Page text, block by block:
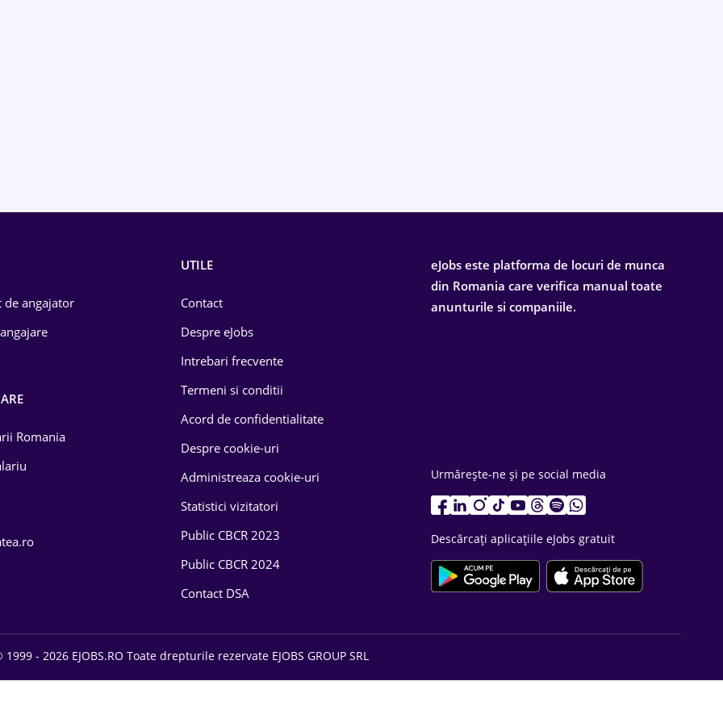
de angajator
Romania
UTILE
Contact
Despre eJobs
Intrebari frecvente
Termeni si conditii
Acord de confidentialitate
Despre cookie-uri
Administreaza cookie-uri
Statistici vizitatori
Public CBCR 2023
Public CBCR 2024
Contact DSA
eJobs este platforma de locuri de munca
din Romania care verifica manual toate
anunturile si companiile.
Urmărește-ne și pe social media
Descărcați aplicațiile eJobs gratuit
1999 - 2026 EJOBS.RO Toate drepturile rezervate EJOBS GROUP SRL